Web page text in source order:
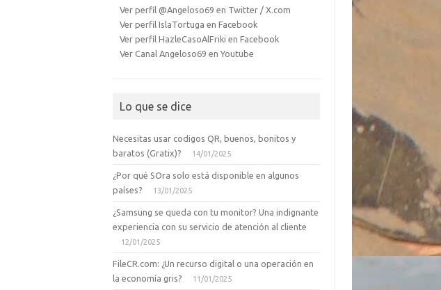
Ver perfil @Angeloso69 en Twitter / X.com
Ver perfil IslaTortuga en Facebook
Ver perfil HazleCasoAlFriki en Facebook
Ver Canal Angeloso69 en Youtube
Lo que se dice
Necesitas usar codigos QR, buenos, bonitos y
baratos (Gratix)?
14/01/2025
¿Por qué SOra solo está disponible en algunos
países?
13/01/2025
¿Samsung se queda con tu monitor? Una indignante
experiencia con su servicio de atención al cliente
12/01/2025
FileCR.com: ¿Un recurso digital o una operación en
la economía gris?
11/01/2025